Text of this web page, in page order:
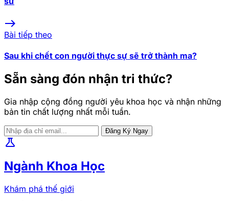
east
Bài tiếp theo
Sau khi chết con người thực sự sẽ trở thành ma?
Sẵn sàng đón nhận tri thức?
Gia nhập cộng đồng người yêu khoa học và nhận những
bản tin chất lượng nhất mỗi tuần.
Đăng Ký Ngay
science
Ngành Khoa Học
Khám phá thế giới